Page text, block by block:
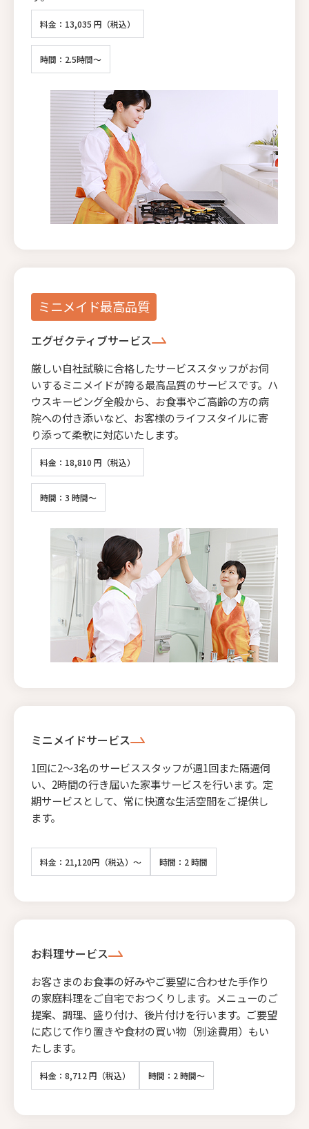
料金：13,035 円（税込）
時間：2.5時間～
ミニメイド最高品質
エグゼクティブサービス
厳しい自社試験に合格したサービススタッフがお伺
いするミニメイドが誇る最高品質のサービスです。ハ
ウスキーピング全般から、お食事やご高齢の方の病
院への付き添いなど、お客様のライフスタイルに寄
り添って柔軟に対応いたします。
料金：18,810 円（税込）
時間：3 時間～
ミニメイドサービス
1回に2〜3名のサービススタッフが週1回また隔週伺
い、2時間の行き届いた家事サービスを行います。定
期サービスとして、常に快適な生活空間をご提供し
ます。
料金：21,120円（税込）～ 時間：2 時間
お料理サービス
お客さまのお食事の好みやご要望に合わせた手作り
の家庭料理をご自宅でおつくりします。メニューのご
提案、調理、盛り付け、後片付けを行います。ご要望
に応じて作り置きや食材の買い物（別途費用）もい
たします。
料金：8,712 円（税込） 時間：2 時間～